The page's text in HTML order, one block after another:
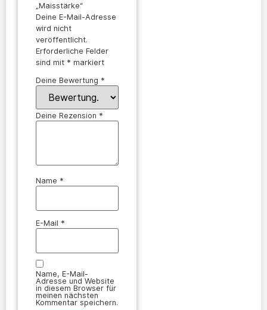
„Maisstärke“
Deine E-Mail-Adresse
wird nicht
veröffentlicht.
Erforderliche Felder
sind mit * markiert
Deine Bewertung *
Deine Rezension *
Name *
E-Mail *
Name, E-Mail-
Adresse und Website
in diesem Browser für
meinen nächsten
Kommentar speichern.